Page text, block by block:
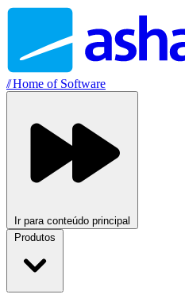
//Home of Software
Ir para conteúdo principal
Produtos